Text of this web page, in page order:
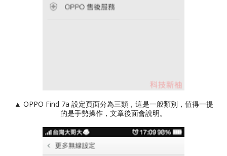
▲ OPPO Find 7a 設定頁面分為三類，這是一般類別，值得一提
的是手勢操作，文章後面會說明。